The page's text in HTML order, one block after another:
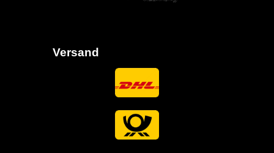
Versand